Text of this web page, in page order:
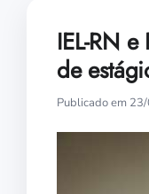
IEL-RN
de
Publicado em